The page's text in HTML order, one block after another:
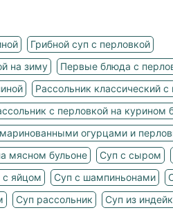
Грибной суп с перловкой
на зиму
Первые блюда с
Рассольник классический с
с перловкой на курином
огурцами и
мясном бульоне Суп с сыром
с яйцом Суп с шампиньонами
Суп рассольник Суп из